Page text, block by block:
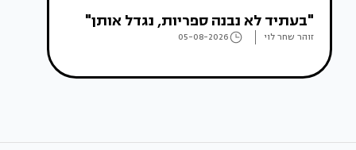
"בעתיד לא נבנה ספריות, נגדל אותן"
זוהר שחר לוי 05-08-2026